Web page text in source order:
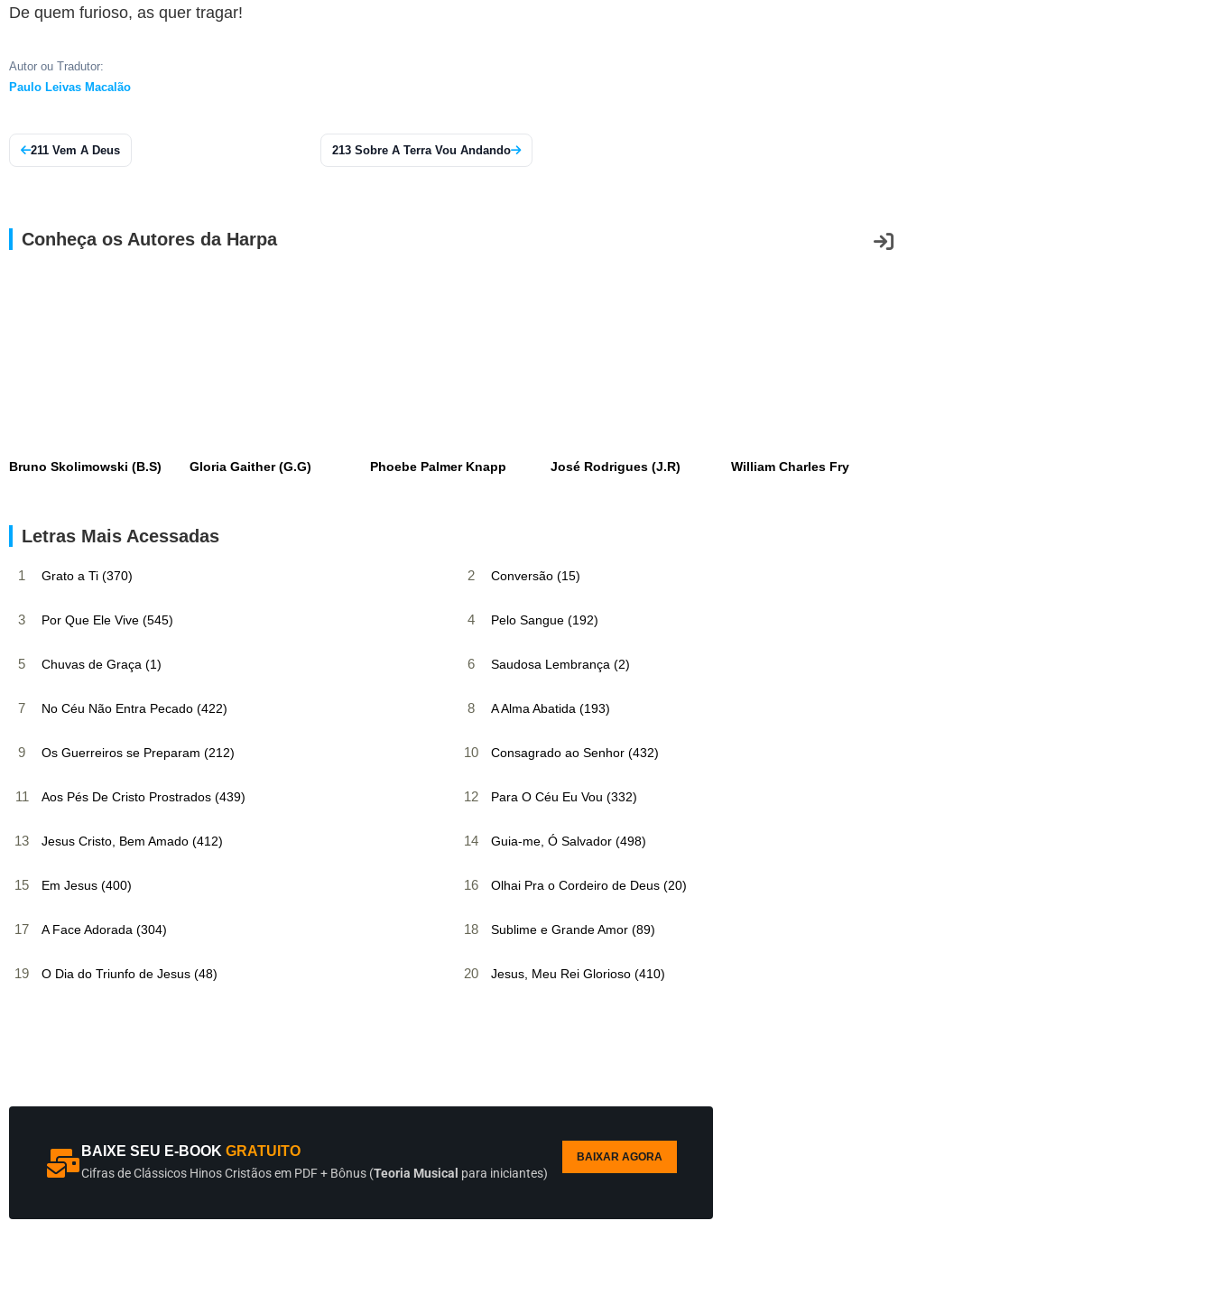
De quem furioso, as quer tragar!
Autor ou Tradutor:
Paulo Leivas Macalão
211 Vem A Deus 213 Sobre A Terra Vou Andando
Conheça os Autores da Harpa
Bruno Skolimowski (B.S) Gloria Gaither (G.G) Phoebe Palmer Knapp José Rodrigues (J.R) William Charles Fry
Letras Mais Acessadas
1 Grato a Ti (370) 2 Conversão (15)
3 Por Que Ele Vive (545) 4 Pelo Sangue (192)
5 Chuvas de Graça (1) 6 Saudosa Lembrança (2)
7 No Céu Não Entra Pecado (422) 8 A Alma Abatida (193)
9 Os Guerreiros se Preparam (212) 10 Consagrado ao Senhor (432)
11 Aos Pés De Cristo Prostrados (439) 12 Para O Céu Eu Vou (332)
13 Jesus Cristo, Bem Amado (412) 14 Guia-me, Ó Salvador (498)
15 Em Jesus (400) 16 Olhai Pra o Cordeiro de Deus (20)
17 A Face Adorada (304) 18 Sublime e Grande Amor (89)
19 O Dia do Triunfo de Jesus (48) 20 Jesus, Meu Rei Glorioso (410)
BAIXE SEU E-BOOK GRATUITO
Cifras de Clássicos Hinos Cristãos em PDF + Bônus (Teoria Musical para iniciantes)
BAIXAR AGORA